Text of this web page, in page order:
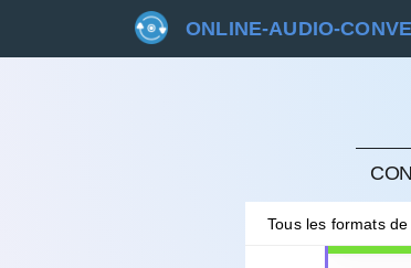
ONLINE-AUDIO-
Tous les formats